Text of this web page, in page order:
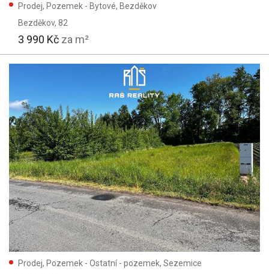
Prodej, Pozemek - Bytové, Bezděkov
Bezděkov, 82
3 990 Kč za m²
Prodej, Pozemek - Ostatní - pozemek, Sezemice